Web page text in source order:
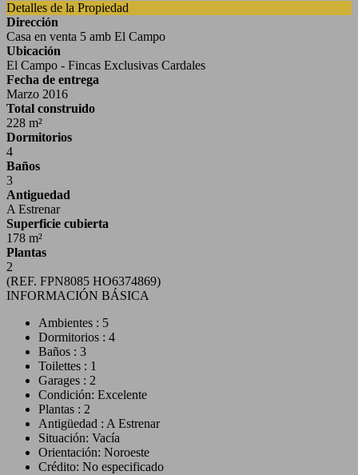
Detalles de la Propiedad
Dirección
Casa en venta 5 amb El Campo
Ubicación
El Campo - Fincas Exclusivas Cardales
Fecha de entrega
Marzo 2016
Total construido
228 m²
Dormitorios
4
Baños
3
Antiguedad
A Estrenar
Superficie cubierta
178 m²
Plantas
2
(REF. FPN8085 HO6374869)
INFORMACIÓN BÁSICA
Ambientes : 5
Dormitorios : 4
Baños : 3
Toilettes : 1
Garages : 2
Condición: Excelente
Plantas : 2
Antigüedad : A Estrenar
Situación: Vacía
Orientación: Noroeste
Crédito: No especificado